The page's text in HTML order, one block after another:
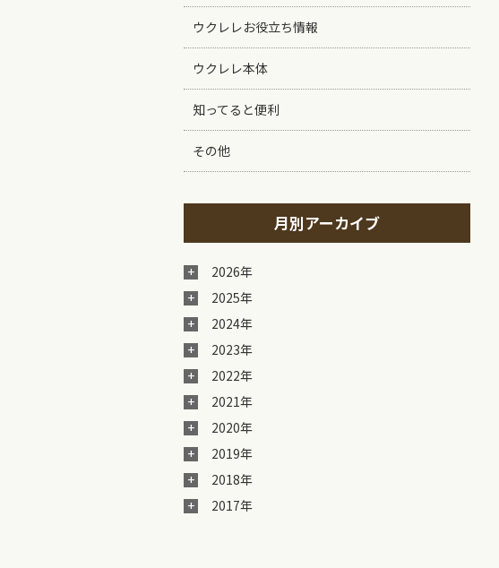
ウクレレお役立ち情報
ウクレレ本体
知ってると便利
その他
月別アーカイブ
2026年
2025年
2024年
2023年
2022年
2021年
2020年
2019年
2018年
2017年